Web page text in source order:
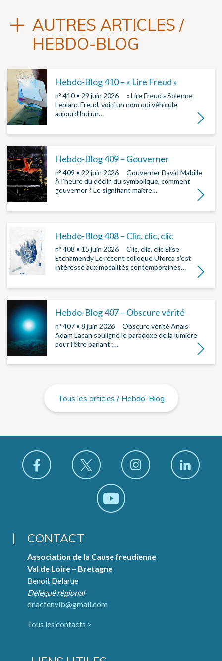
AUTRES ARTICLES /
HEBDO-BLOG
Hebdo-Blog 410 – « Lire Freud »
n° 410 • 29 juin 2026 ­ ­ « Lire Freud » Solenne
Leblanc Freud, voici un nom qui véhicule
aujourd’hui un…
Lire la
Hebdo-Blog 409 – Gouverner
n° 409 • 22 juin 2026 ­ ­ Gouverner David Mabille
À l’heure du déclin du symbolique, comment
gouverner ? Le signifiant maître…
Lire la
Hebdo-Blog 408 – Clic, clic, clic
n° 408 • 15 juin 2026 ­ ­ Clic, clic, clic Élise
Etchamendy Le récent colloque Uforca s’est
intéressé aux modalités contemporaines…
Lire la
Hebdo-Blog 407 – Obscure vérité
n° 407 • 8 juin 2026 ­ ­ Obscure vérité Anaïs
Adam Lacan souligne le paradoxe de la lumière
pour l’être parlant :…
Lire la
Tous les articles / Hebdo-Blog
CONTACT
Association de la Cause freudienne
Val de Loire – Bretagne
Benoît Delarue
Délégué régional
dr.acfenvlb@gmail.com
Tous les contacts >